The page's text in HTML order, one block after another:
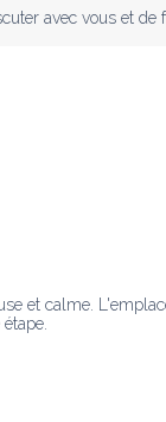
avec vous et
et calme.